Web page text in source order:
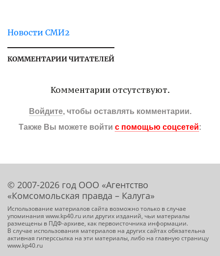
Новости СМИ2
КОММЕНТАРИИ ЧИТАТЕЛЕЙ
Комментарии отсутствуют.
Войдите, чтобы оставлять комментарии.
Также Вы можете войти с помощью соцсетей:
© 2007-2026 год ООО «Агентство
«Комсомольская правда – Калуга»
Использование материалов сайта возможно только в случае
упоминания www.kp40.ru или других изданий, чьи материалы
размещены в ПДФ-архиве, как первоисточника информации.
В случае использования материалов на других сайтах обязательна
активная гиперссылка на эти материалы, либо на главную страницу
www.kp40.ru